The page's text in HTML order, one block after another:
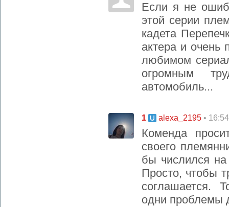
Если я не
этой серии
кадета
актера и очень
любимом
огромным
автомобиль...
1 alexa_2195 •
Коменда
своего
бы числился
Просто, чтобы
соглашается.
одни проблемы